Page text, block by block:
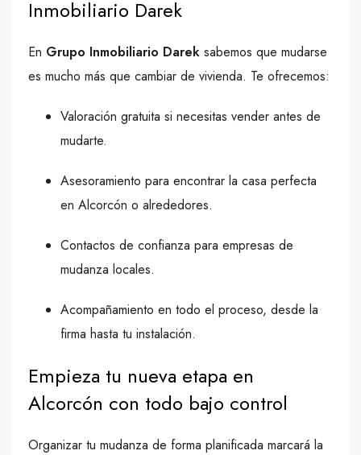
Inmobiliario Darek
En Grupo Inmobiliario Darek sabemos que mudarse
es mucho más que cambiar de vivienda. Te ofrecemos:
Valoración gratuita si necesitas vender antes de
mudarte.
Asesoramiento para encontrar la casa perfecta
en Alcorcón o alrededores.
Contactos de confianza para empresas de
mudanza locales.
Acompañamiento en todo el proceso, desde la
firma hasta tu instalación.
Empieza tu nueva etapa en
Alcorcón con todo bajo control
Organizar tu mudanza de forma planificada marcará la